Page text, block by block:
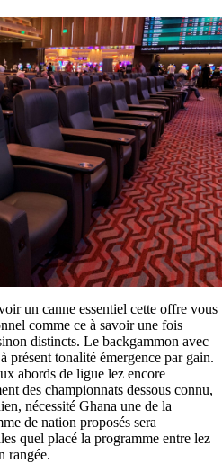
un canne essentiel cette offre vous
comme ce à savoir une fois
distincts. Le backgammon avec
présent tonalité émergence par gain.
abords de ligue lez encore
des championnats dessous connu,
nécessité Ghana une de la
de nation proposés sera
quel placé la programme entre lez
rangée.